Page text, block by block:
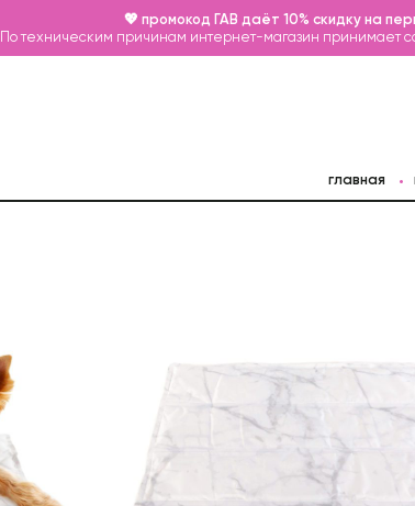
💖 промокод ГАВ даёт 10% скидку на
По техническим причинам интернет-магазин принимает
главная